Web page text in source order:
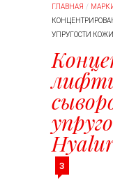
ГЛАВНАЯ
УПРУГОСТИ КОЖИ
3